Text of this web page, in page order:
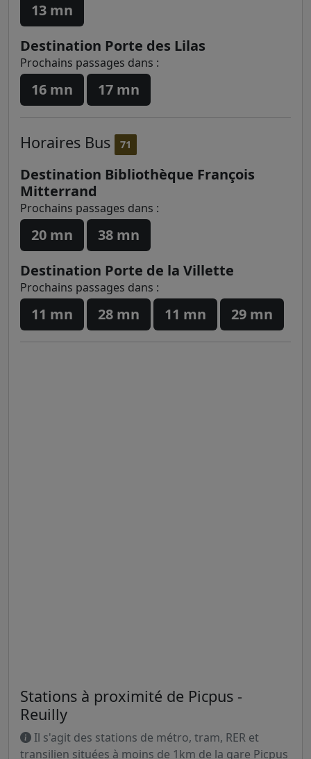
13 mn
Destination Porte des Lilas
Prochains passages dans :
16 mn 17 mn
Horaires Bus 71
Destination Bibliothèque François
Mitterrand
Prochains passages dans :
20 mn
38 mn
Destination Porte de la Villette
Prochains passages dans :
11 mn 28 mn 11 mn 29 mn
Stations à proximité de Picpus -
Reuilly
Il s'agit des stations de métro, tram, RER et
transilien situées à moins de 1km de la gare Picpus